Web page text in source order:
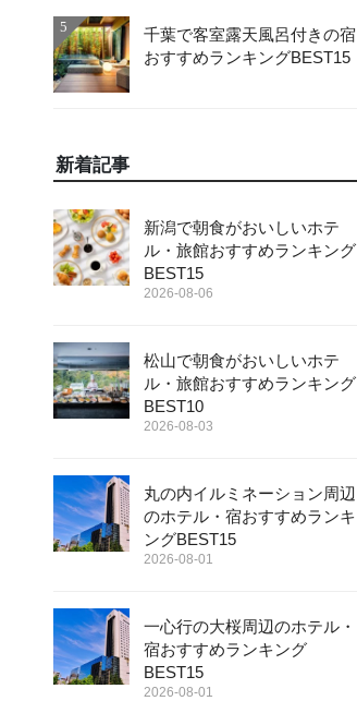
5
千葉で客室露天風呂付きの宿
おすすめランキングBEST15
新着記事
新潟で朝食がおいしいホテ
ル・旅館おすすめランキング
BEST15
2026-08-06
松山で朝食がおいしいホテ
ル・旅館おすすめランキング
BEST10
2026-08-03
丸の内イルミネーション周辺
のホテル・宿おすすめランキ
ングBEST15
2026-08-01
一心行の大桜周辺のホテル・
宿おすすめランキング
BEST15
2026-08-01